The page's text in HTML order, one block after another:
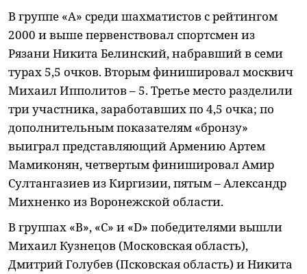
В группе «А» среди шахматистов с рейтингом
2000 и выше первенствовал спортсмен из
Рязани Никита Белинский, набравший в семи
турах 5,5 очков. Вторым финишировал москвич
Михаил Ипполитов – 5. Третье место разделили
три участника, заработавших по 4,5 очка; по
дополнительным показателям «бронзу»
выиграл представляющий Армению Артем
Мамиконян, четвертым финишировал Амир
Султангазиев из Киргизии, пятым – Александр
Михненко из Воронежской области.
В группах «В», «С» и «D» победителями вышли
Михаил Кузнецов (Московская область),
Дмитрий Голубев (Псковская область) и Никита